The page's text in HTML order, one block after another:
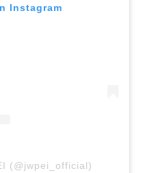
Instagram
(@jwpei_official)